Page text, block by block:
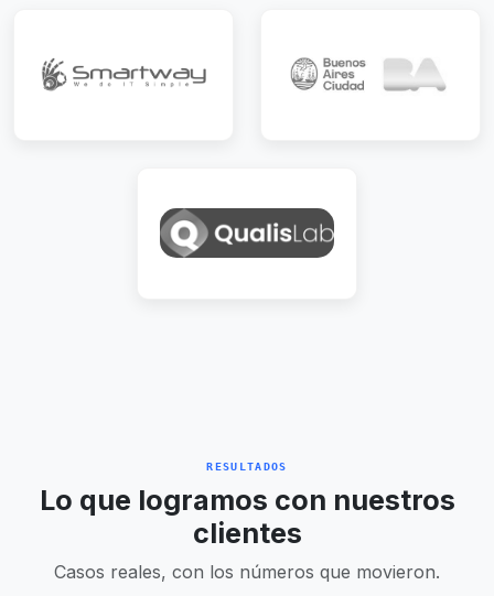
RESULTADOS
Lo que logramos con nuestros
clientes
Casos reales, con los números que movieron.